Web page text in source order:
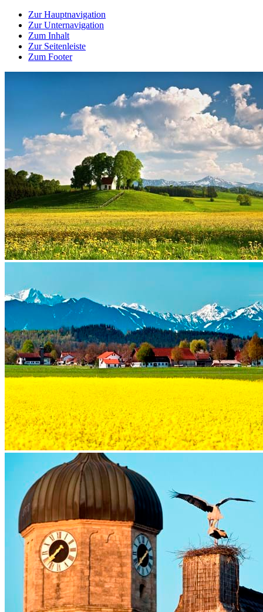
Zur Hauptnavigation
Zur Unternavigation
Zum Inhalt
Zur Seitenleiste
Zum Footer